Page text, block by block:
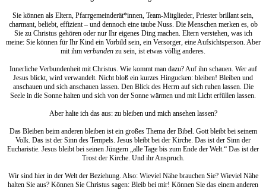
Sie können als Eltern, Pfarrgemeinderät*innen, Team-Mitglieder, Priester brillant sein,
charmant, beliebt, effizient – und dennoch eine taube Nuss. Die Menschen merken es, ob
Sie zu Christus gehören oder nur Ihr eigenes Ding machen. Eltern verstehen, was ich
meine: Sie können für Ihr Kind ein Vorbild sein, ein Versorger, eine Aufsichtsperson. Aber
mit ihm verbunden zu sein, ist etwas völlig anderes.
Innerliche Verbundenheit mit Christus. Wie kommt man dazu? Auf ihn schauen. Wer auf
Jesus blickt, wird verwandelt. Nicht bloß ein kurzes Hingucken: bleiben! Bleiben und
anschauen und sich anschauen lassen. Den Blick des Herrn auf sich ruhen lassen. Die
Seele in die Sonne halten und sich von der Sonne wärmen und mit Licht erfüllen lassen.
Aber halte ich das aus: zu bleiben und mich ansehen lassen?
Das Bleiben beim anderen bleiben ist ein großes Thema der Bibel. Gott bleibt bei seinem
Volk. Das ist der Sinn des Tempels. Jesus bleibt bei der Kirche. Das ist der Sinn der
Eucharistie. Jesus bleibt bei seinen Jüngern „alle Tage bis zum Ende der Welt.“ Das ist der
Trost der Kirche. Und ihr Anspruch.
Wir sind hier in der Welt der Beziehung. Also: Wieviel Nähe brauchen Sie? Wieviel Nähe
halten Sie aus? Können Sie Christus sagen: Bleib bei mir! Können Sie das einem anderen